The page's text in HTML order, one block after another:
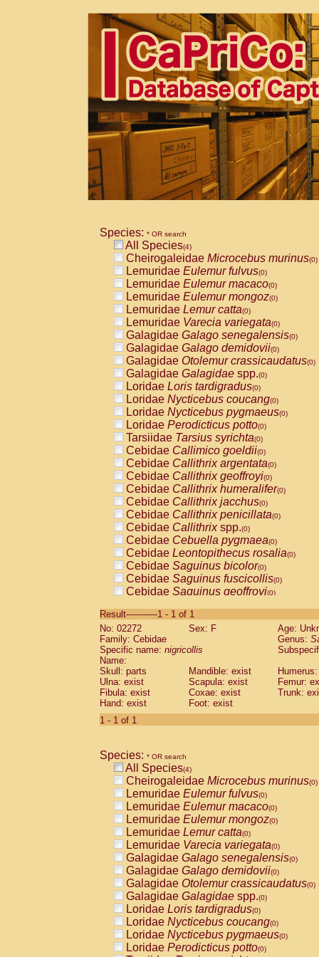
Species: * OR search
All Species(4)
Cheirogaleidae Microcebus murinus(0)
Lemuridae Eulemur fulvus(0)
Lemuridae Eulemur macaco(0)
Lemuridae Eulemur mongoz(0)
Lemuridae Lemur catta(0)
Lemuridae Varecia variegata(0)
Galagidae Galago senegalensis(0)
Galagidae Galago demidovii(0)
Galagidae Otolemur crassicaudatus(0)
Galagidae Galagidae spp.(0)
Loridae Loris tardigradus(0)
Loridae Nycticebus coucang(0)
Loridae Nycticebus pygmaeus(0)
Loridae Perodicticus potto(0)
Tarsiidae Tarsius syrichta(0)
Cebidae Callimico goeldii(0)
Cebidae Callithrix argentata(0)
Cebidae Callithrix geoffroyi(0)
Cebidae Callithrix humeralifer(0)
Cebidae Callithrix jacchus(0)
Cebidae Callithrix penicillata(0)
Cebidae Callithrixspp.(0)
Cebidae Cebuella pygmaea(0)
Cebidae Leontopithecus rosalia(0)
Cebidae Saguinus bicolor(0)
Cebidae Saguinus fuscicollis(0)
Cebidae Saguinus geoffroyi(0)
CebidaeSaguinus labiatus(0)
Cebidae Saguinus leucopus (0)
Cebidae
CebidaeSaguinus mystax
Cebidae Saguinus nigricollis (1)
Cebidae Saguinus oedipus
Cebidae Saguinus weddelli
Cebidae Saguinusspp.
Cebidae
CebidaeCebus capucinus
CebidaeCebus nigrivittatus
CebidaeCebus spp.(0)
CebidaeSaimiri boliviensis(0)
CebidaeSaimiri sciureus(0)
AtelidaeAlouatta caraya(0)
AtelidaeAlouatta fusca(0)
AtelidaeAlouatta seniculus(0)
AtelidaeAlouattaspp.(0)
AtelidaeAteles belzebuth(0)
AtelidaeAteles geoffroyi(0)
AtelidaeAteles paniscus(0)
AtelidaeAtelesspp.(0)
AtelidaeLagothrix lagothricha(0)
AtelidaeLagothrix lagothricha cana
PitheciidaeCacajao calvus
Result-----------1 - 1 of 1
No: 02272
Sex: F
Age:
Family: Cebidae
Genus:
Specific name: nigricollis
Name:
Skull: parts
Mandible: exist
Ulna: exist
Scapula: exist
Femur:
Fibula: exist
Coxae: exist
Trunk:
Hand: exist
Foot: exist
1 - 1 of 1
Species: * OR search
All Species(4)
Cheirogaleidae Microcebus murinus(0)
Lemuridae Eulemur fulvus(0)
Lemuridae Eulemur macaco(0)
Lemuridae Eulemur mongoz(0)
Lemuridae Lemur catta(0)
Lemuridae Varecia variegata(0)
Galagidae Galago senegalensis(0)
Galagidae Galago demidovii(0)
Galagidae Otolemur crassicaudatus(0)
Galagidae Galagidae spp.(0)
Loridae Loris tardigradus(0)
Loridae Nycticebus coucang(0)
Loridae Nycticebus pygmaeus(0)
Loridae Perodicticus potto(0)